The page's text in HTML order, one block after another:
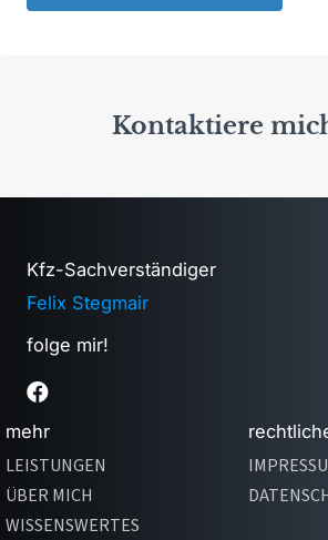
Kontaktiere
Kfz-Sachverständiger
Felix Stegmair
folge mir!
mehr
LEISTUNGEN
ÜBER MICH
WISSENSWERTES